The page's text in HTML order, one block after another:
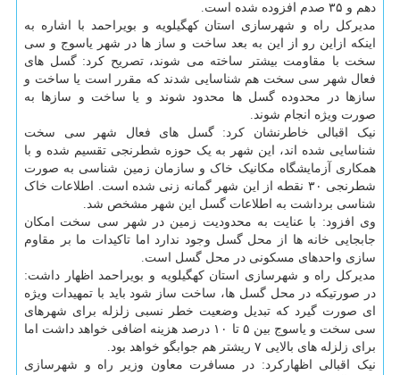
دهم و ۳۵ صدم افزوده شده است.
مدیرکل راه و شهرسازی استان کهگیلویه و بویراحمد با اشاره به
اینکه ازاین رو از این به بعد ساخت و ساز ها در شهر یاسوج و سی
سخت با مقاومت بیشتر ساخته می شوند، تصریح کرد: گسل های
فعال شهر سی سخت هم شناسایی شدند که مقرر است یا ساخت و
سازها در محدوده گسل ها محدود شوند و یا ساخت و سازها به
صورت ویژه انجام شوند.
نیک اقبالی خاطرنشان کرد: گسل های فعال شهر سی سخت
شناسایی شده اند، این شهر به یک حوزه شطرنجی تقسیم شده و با
همکاری آزمایشگاه مکانیک خاک و سازمان زمین شناسی به صورت
شطرنجی ۳۰ نقطه از این شهر گمانه زنی شده است. اطلاعات خاک
شناسی برداشت به اطلاعات گسل این شهر مشخص شد.
وی افزود: با عنایت به محدودیت زمین در شهر سی سخت امکان
جابجایی خانه ها از محل گسل وجود ندارد اما تاکیدات ما بر مقاوم
سازی واحدهای مسکونی در محل گسل است.
مدیرکل راه و شهرسازی استان کهگیلویه و بویراحمد اظهار داشت:
در صورتیکه در محل گسل ها، ساخت ساز شود باید با تمهیدات ویژه
ای صورت گیرد که تبدیل وضعیت خطر نسبی زلزله برای شهرهای
سی سخت و یاسوج بین ۵ تا ۱۰ درصد هزینه اضافی خواهد داشت اما
برای زلزله های بالایی ۷ ریشتر هم جوابگو خواهد بود.
نیک اقبالی اظهارکرد: در مسافرت معاون وزیر راه و شهرسازی